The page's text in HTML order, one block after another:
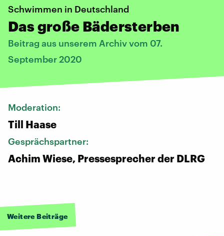
Schwimmen in Deutschland
Das große Bädersterben
Beitrag aus unserem Archiv vom 07.
September 2020
Moderation:
Till Haase
Gesprächspartner:
Achim Wiese, Pressesprecher der DLRG
Weitere Beiträge